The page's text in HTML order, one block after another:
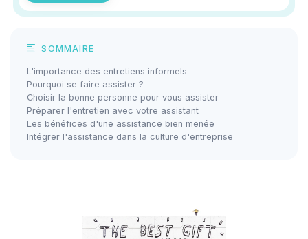
SOMMAIRE
L'importance des entretiens informels
Pourquoi se faire assister ?
Choisir la bonne personne pour vous assister
Préparer l'entretien avec votre assistant
Les bénéfices d'une assistance bien menée
Intégrer l'assistance dans la culture d'entreprise